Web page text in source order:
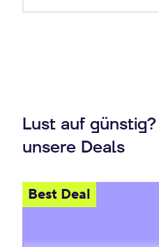
Lust auf
unsere Deals
Best Deal